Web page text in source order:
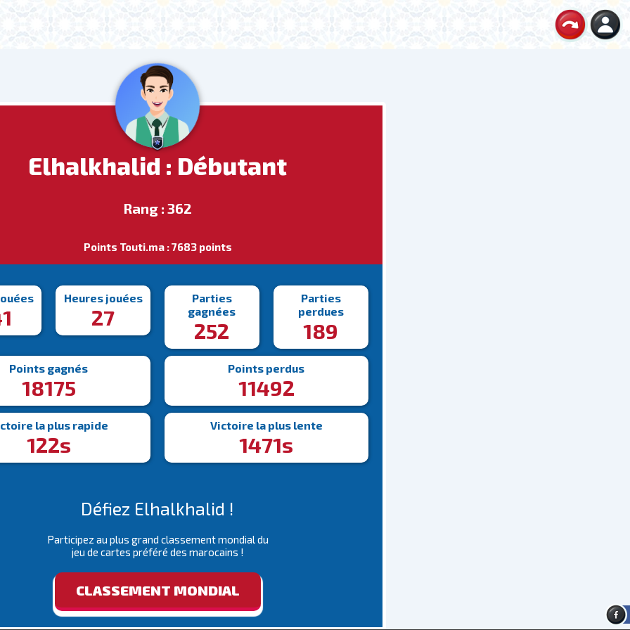
Elhalkhalid : Débutant
Rang : 362
Points Touti.ma : 7683 points
Heures jouées
27
Parties
gagnées
252
Parties
perdues
189
Points gagnés
18175
Points perdus
11492
la plus rapide
122s
Victoire la plus lente
1471s
Défiez Elhalkhalid !
Participez au plus grand classement mondial du
jeu de cartes préféré des marocains !
CLASSEMENT MONDIAL